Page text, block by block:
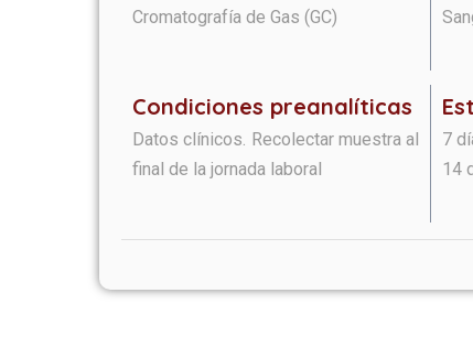
Cromatografía de Gas (GC)
Condiciones preanalíticas​​​
Datos clínicos. Recolectar muestra al
final de la jornada laboral
7
14